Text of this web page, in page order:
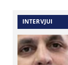
INTERVJUI